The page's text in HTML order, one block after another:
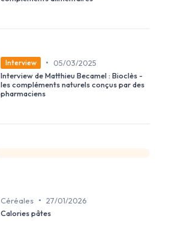
Interview •
05/03/2025
Interview de Matthieu Becamel : Bioclès -
les compléments naturels conçus par des
pharmaciens
Céréales • 27/01/2026
Calories pâtes